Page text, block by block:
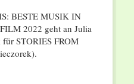
BESTE MUSIK IN
2022 geht an Julia
STORIES FROM